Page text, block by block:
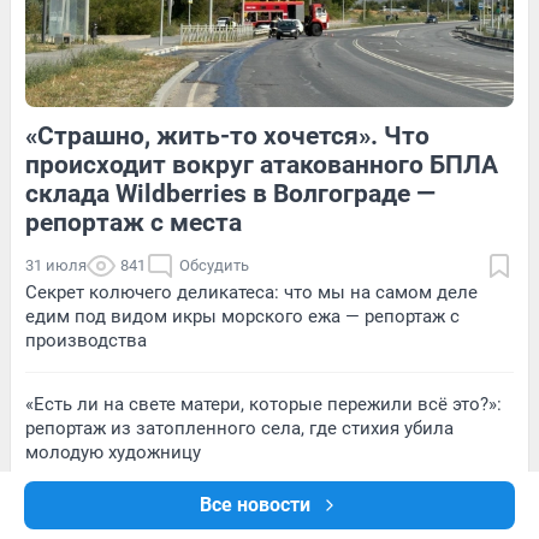
Все новости
Обсудить
«Страшно, жить-то хочется». Что
происходит вокруг атакованного БПЛА
склада Wildberries в Волгограде —
репортаж с места
31 июля 841 Обсудить
Секрет колючего деликатеса: что мы на самом деле
едим под видом икры морского ежа — репортаж с
производства
«Есть ли на свете матери, которые пережили всё это?»:
репортаж из затопленного села, где стихия убила
молодую художницу
«Начал угрожать штрафом в 300 тысяч». Сотрудники